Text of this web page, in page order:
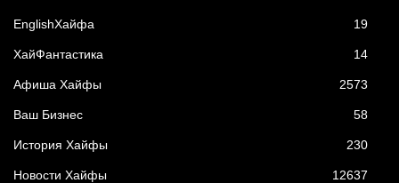
EnglishХайфа 19
XайФантастика 14
Афиша Хайфы 2573
Ваш Бизнес 58
История Хайфы 230
Новости Хайфы 12637